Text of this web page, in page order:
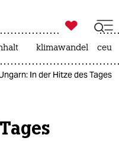

taz zahl ich
klimawandel ceuta
In der Hitze des Tages